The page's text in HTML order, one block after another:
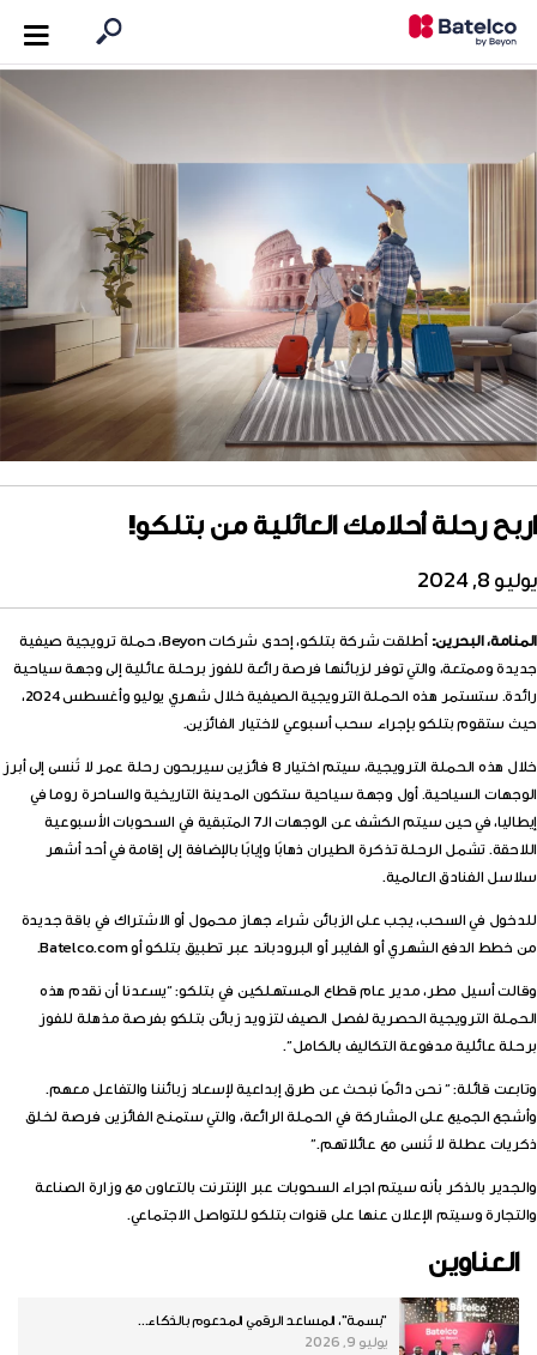
اربح رحلة أحلامك العائلية من بتلكو!
يوليو 8, 2024
المنامة، البحرين:
أطلقت شركة بتلكو، إحدى شركات Beyon، حملة ترويجية صيفية
جديدة وممتعة، والتي توفر لزبائنها فرصة رائعة للفوز برحلة عائلية إلى وجهة سياحية
رائدة. ستستمر هذه الحملة الترويجية الصيفية خلال شهري يوليو وأغسطس 2024،
حيث ستقوم بتلكو بإجراء سحب أسبوعي لاختيار الفائزين.
خلال هذه الحملة الترويجية، سيتم اختيار 8 فائزين سيربحون رحلة عمر لا تُنسى إلى أبرز
الوجهات السياحية. أول وجهة سياحية ستكون المدينة التاريخية والساحرة روما في
إيطاليا، في حين سيتم الكشف عن الوجهات الـ7 المتبقية في السحوبات الأسبوعية
اللاحقة. تشمل الرحلة تذكرة الطيران ذهابًا وإيابًا بالإضافة إلى إقامة في أحد أشهر
سلاسل الفنادق العالمية.
للدخول في السحب، يجب على الزبائن شراء جهاز محمول أو الاشتراك في باقة جديدة
من خطط الدفع الشهري أو الفايبر أو البرودباند عبر تطبيق بتلكو أو Batelco.com.
وقالت أسيل مطر، مدير عام قطاع المستهلكين في بتلكو: “يسعدنا أن نقدم هذه
الحملة الترويجية الحصرية لفصل الصيف لتزويد زبائن بتلكو بفرصة مذهلة للفوز
برحلة عائلية مدفوعة التكاليف بالكامل”.
وتابعت قائلة: ” نحن دائمًا نبحث عن طرق إبداعية لإسعاد زبائننا والتفاعل معهم.
وأشجع الجميع على المشاركة في الحملة الرائعة، والتي ستمنح الفائزين فرصة لخلق
ذكريات عطلة لا تُنسى مع عائلاتهم.”
والجدير بالذكر بأنه سيتم اجراء السحوبات عبر الإنترنت بالتعاون مع وزارة الصناعة
والتجارة وسيتم الإعلان عنها على قنوات بتلكو للتواصل الاجتماعي.
العناوين
"بسمة"، المساعد الرقمي المدعوم بالذكاء...
يوليو 9, 2026